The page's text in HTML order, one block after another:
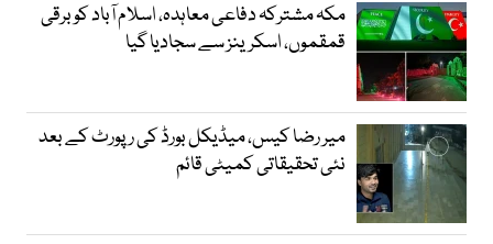
مکہ مشترکہ دفاعی معاہدہ، اسلام آباد کو برقی
قمقموں، اسکرینز سے سجادیا گیا
میر رضا کیس، میڈیکل بورڈ کی رپورٹ کے بعد
نئی تحقیقاتی کمیٹی قائم